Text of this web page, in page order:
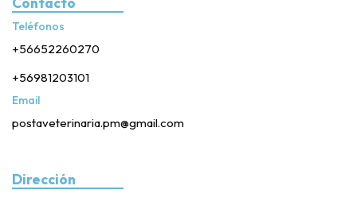
Teléfonos
+56652260270
+56981203101
Email
postaveterinaria.pm@gmail.com
Dirección